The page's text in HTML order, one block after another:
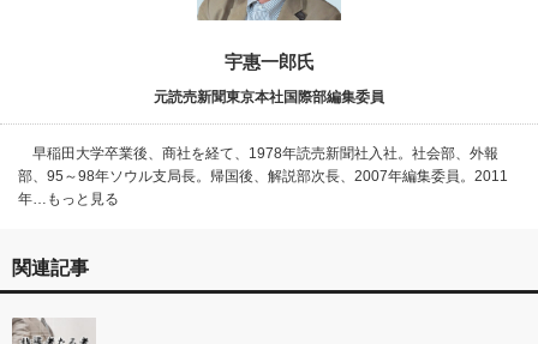
宇惠一郎氏
元読売新聞東京本社国際部編集委員
早稲田大学卒業後、商社を経て、1978年読売新聞社入社。社会部、外報
部、95～98年ソウル支局長。帰国後、解説部次長、2007年編集委員。2011
年…もっと見る
関連記事